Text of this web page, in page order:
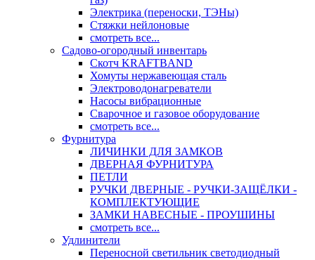
Электрика (переноски, ТЭНы)
Стяжки нейлоновые
смотреть все...
Садово-огородный инвентарь
Скотч KRAFTBAND
Хомуты нержавеющая сталь
Электроводонагреватели
Насосы вибрационные
Сварочное и газовое оборудование
смотреть все...
Фурнитура
ЛИЧИНКИ ДЛЯ ЗАМКОВ
ДВЕРНАЯ ФУРНИТУРА
ПЕТЛИ
РУЧКИ ДВЕРНЫЕ - РУЧКИ-ЗАЩЁЛКИ -
КОМПЛЕКТУЮЩИЕ
ЗАМКИ НАВЕСНЫЕ - ПРОУШИНЫ
смотреть все...
Удлинители
Переносной светильник светодиодный